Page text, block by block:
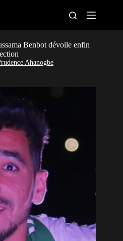
féminine
sportifs
Benbot dévoile enfin
Ahanogbe